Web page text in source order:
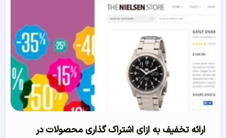
ارائه تخفیف به ازای اشتراک گذاری محصولات در